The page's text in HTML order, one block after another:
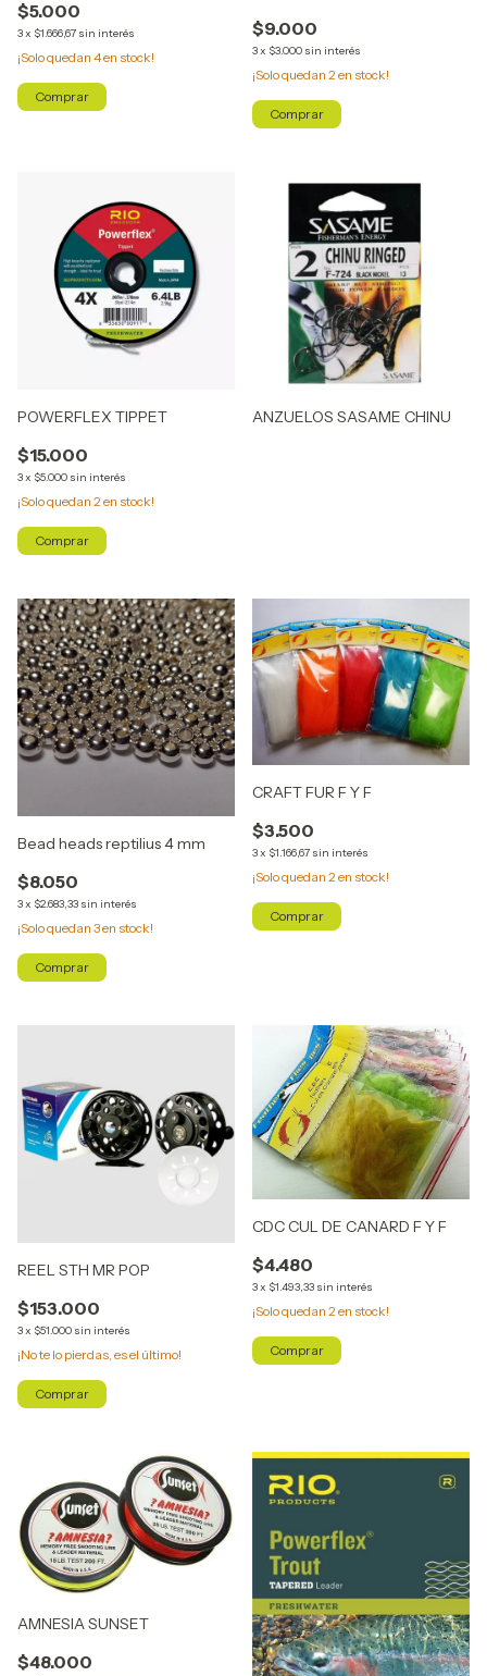
$5.000
3x $1.666,67 sin interés
¡Solo quedan 4en stock!
Comprar
$9.000
3x $3.000 sin interés
¡Solo quedan 2en stock!
Comprar
POWERFLEX TIPPET
$15.000
3x $5.000 sin interés
¡Solo quedan 2en stock!
Comprar
ANZUELOS SASAME CHINU
Bead heads reptilius 4 mm
$8.050
3x $2.683,33 sin interés
¡Solo quedan 3en stock!
Comprar
CRAFT FUR F Y F
$3.500
3x $1.166,67 sin interés
¡Solo quedan 2 en stock!
Comprar
REEL STH MR POP
$153.000
3x $51.000 sin interés
¡No te lo pierdas, es el último!
Comprar
CDC CUL DE CANARD F Y F
$4.480
3x $1.493,33 sin interés
¡Solo quedan 2 en stock!
Comprar
AMNESIA SUNSET
$48.000